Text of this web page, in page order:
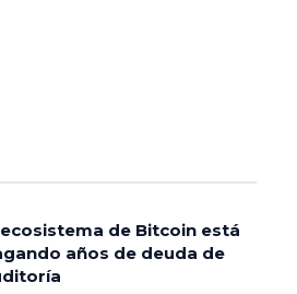
ecosistema de Bitcoin está
años de deuda de